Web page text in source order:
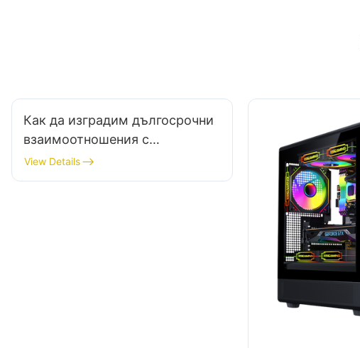
Как да изградим дългосрочни
взаимоотношения с
доставчици на геймърски
аксесоари?
View Details